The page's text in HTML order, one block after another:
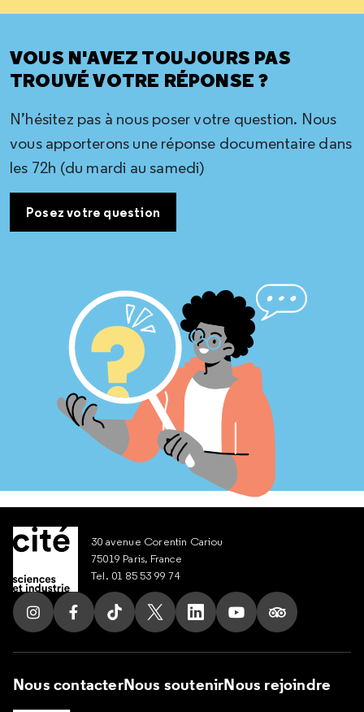
VOUS N'AVEZ TOUJOURS PAS
TROUVÉ VOTRE RÉPONSE ?
N’hésitez pas à nous poser votre question. Nous
vous apporterons une réponse documentaire dans
les 72h (du mardi au samedi)
Posez votre question
30 avenue Corentin Cariou
75019 Paris, France
Tel. 01 85 53 99 74
Suivez nous sur Instagram
Suivez nous sur Facebook
Suivez nous sur Tik Tok
Suivez nous sur X
Suivez nous sur LinkedIn
Suivez nous sur
Suivez nous
Nous contacterNous soutenirNous rejoindre